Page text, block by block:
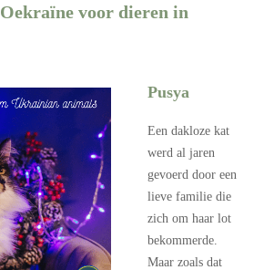
voor dieren in
Pusya
Een dakloze kat
werd al jaren
gevoerd door een
lieve familie die
zich om haar lot
bekommerde.
Maar zoals dat